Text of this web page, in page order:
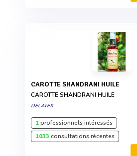
CAROTTE SHANDRANI HUILE
CAROTTE SHANDRANI HUILE
DELATEX
1professionnels intéressés
1033 consultations récentes